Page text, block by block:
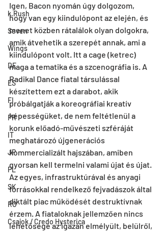
k.Rush
Seven
Wings
DE
ES
FI
FR
IT
JP
PL
SK
RO
Csajok / Credo Hysterica
Igen, Bacon nyomán úgy dolgozom,
hogy van egy kiindulópont az elején, és
menet közben rátalálok olyan dolgokra,
amik átvehetik a szerepét annak, ami a
kiindulópont volt. Itt a cage (ketrec)
maga a tematika és a szcenográfia is. A
Radikal Dance fiatal társulással
készítettem ezt a darabot, akik
próbálgatják a koreográfiai kreatív
képességüket, de nem feltétlenül a
korunk előadó-művészeti szféráját
meghatározó újgenerációs
kommercializált hajszában, amiben
gyorsan kell termelni valami újat és újat.
Az egyes, infrastruktúrával és anyagi
forrásokkal rendelkező fejvadászok által
diktált piac működését destruktívnak
érzem. A fiataloknak jellemzően nincs
lehetősége az igazán elmélyült, belülről,